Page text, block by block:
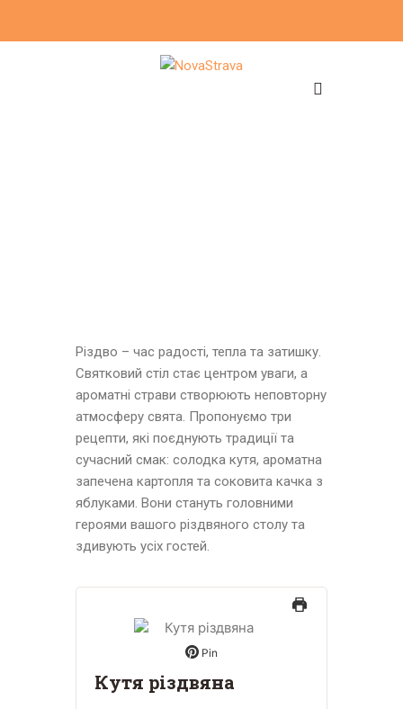
Різдво – час радості, тепла та затишку.
Святковий стіл стає центром уваги, а
ароматні страви створюють неповторну
атмосферу свята. Пропонуємо три
рецепти, які поєднують традиції та
сучасний смак: солодка кутя, ароматна
запечена картопля та соковита качка з
яблуками. Вони стануть головними
героями вашого різдвяного столу та
здивують усіх гостей.
Pin
Кутя різдвяна